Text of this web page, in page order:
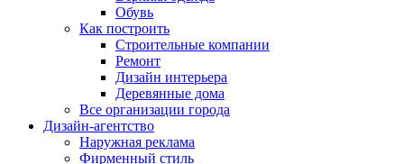
Обувь
Как построить
Строительные компании
Ремонт
Дизайн интерьера
Деревянные дома
Все организации города
Дизайн-агентство
Наружная реклама
Фирменный стиль